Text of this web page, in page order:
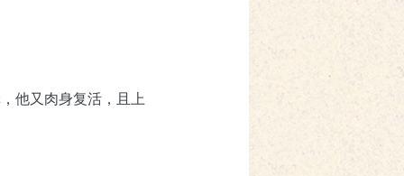
他又肉身复活，且上